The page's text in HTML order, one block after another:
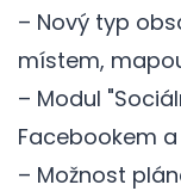
– Nový typ
místem,
– Modul
Facebookem
– Možnost